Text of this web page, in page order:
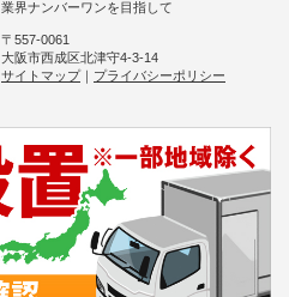
業界ナンバーワンを目指して
〒557-0061
大阪市西成区北津守4-3-14
サイトマップ
プライバシーポリシー